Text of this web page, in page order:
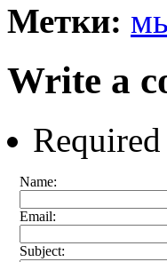
Метки:
Write a
Name:
Email:
Subject: